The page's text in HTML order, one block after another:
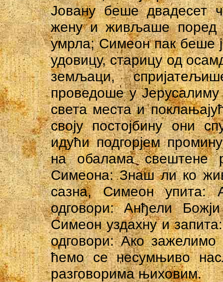
Јовану беше двадесет
жену и живљаше поред
умрла; Симеон пак беше
удовицу, старицу од
земљаци,
проведоше у
света места и
своју постојбину они
идући подгорјем
на обалама свештене
Симеона: Знаш ли ко
сазна, Симеон
одговори: Анђели
Симеон уздахну и
одговори: Ако
ћемо се несумњиво
разговорима њиховим.